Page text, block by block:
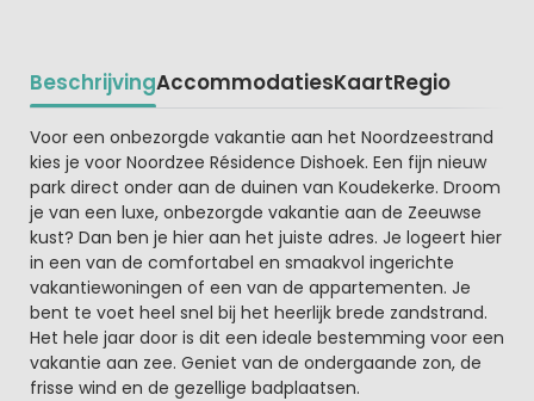
BeschrijvingAccommodatiesKaartRegio
Beschrijving
Voor een onbezorgde vakantie aan het Noordzeestrand
kies je voor Noordzee Résidence Dishoek. Een fijn nieuw
park direct onder aan de duinen van Koudekerke. Droom
je van een luxe, onbezorgde vakantie aan de Zeeuwse
kust? Dan ben je hier aan het juiste adres. Je logeert hier
in een van de comfortabel en smaakvol ingerichte
vakantiewoningen of een van de appartementen. Je
bent te voet heel snel bij het heerlijk brede zandstrand.
Het hele jaar door is dit een ideale bestemming voor een
vakantie aan zee. Geniet van de ondergaande zon, de
frisse wind en de gezellige badplaatsen.